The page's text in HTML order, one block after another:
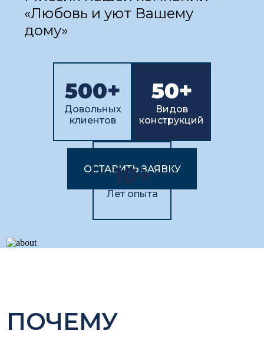
ОСТАВИТЬ ЗАЯВКУ
«Любовь и уют Вашему
дому»
500+
Довольных
клиентов
50+
Видов
конструкций
10+
Лет опыта
ПОЧЕМУ